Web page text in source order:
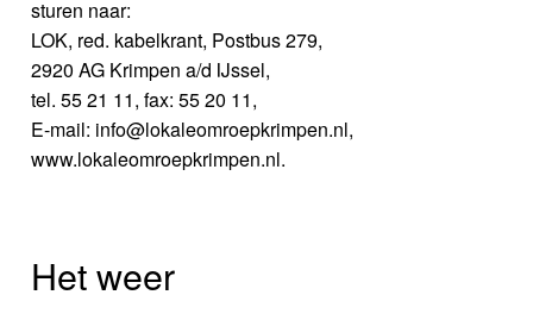
sturen naar:
LOK, red. kabelkrant, Postbus 279,
2920 AG Krimpen a/d IJssel,
tel. 55 21 11, fax: 55 20 11,
E-mail: info@lokaleomroepkrimpen.nl,
www.lokaleomroepkrimpen.nl.
Het weer